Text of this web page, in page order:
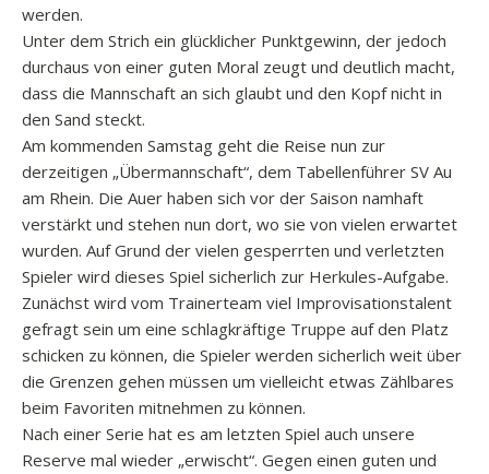
werden.
Unter dem Strich ein glücklicher Punktgewinn, der jedoch
durchaus von einer guten Moral zeugt und deutlich macht,
dass die Mannschaft an sich glaubt und den Kopf nicht in
den Sand steckt.
Am kommenden Samstag geht die Reise nun zur
derzeitigen „Übermannschaft“, dem Tabellenführer SV Au
am Rhein. Die Auer haben sich vor der Saison namhaft
verstärkt und stehen nun dort, wo sie von vielen erwartet
wurden. Auf Grund der vielen gesperrten und verletzten
Spieler wird dieses Spiel sicherlich zur Herkules-Aufgabe.
Zunächst wird vom Trainerteam viel Improvisationstalent
gefragt sein um eine schlagkräftige Truppe auf den Platz
schicken zu können, die Spieler werden sicherlich weit über
die Grenzen gehen müssen um vielleicht etwas Zählbares
beim Favoriten mitnehmen zu können.
Nach einer Serie hat es am letzten Spiel auch unsere
Reserve mal wieder „erwischt“. Gegen einen guten und